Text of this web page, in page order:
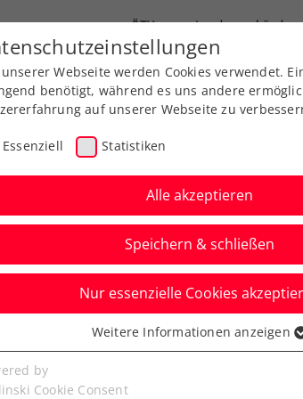
ÖTV Landesverbände
Ausbildung Services Über
Miedler
vorbei
Webseite werden Cookies verwendet.
benötigt, während es uns andere
auf unserer Webseite zu
Essenziell Statistiken
Alle akzeptieren
Speichern & schließen
Nur essenzielle Cookies
Cookies werden für grundlegende
benötigt. Dadurch ist gewährleistet, dass
Weitere Informationen anzeigen
by
Cookie Consent